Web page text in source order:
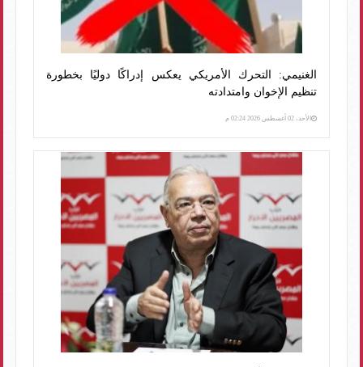
الغنيمي: التحرك الأمريكي يعكس إدراكًا دوليًا بخطورة
تنظيم الإخوان وامتدادته
الأحد، 02 أغسطس 2026 02:24 م